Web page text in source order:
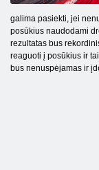
galima pasiekti, jei
posūkius naudodami
rezultatas bus
reaguoti į posūkius ir
bus nenuspėjamas ir